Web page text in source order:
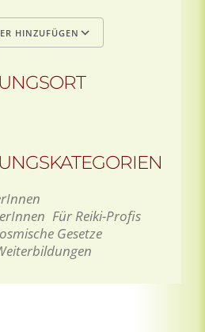
HINZUFÜGEN
Für Reiki-Profis
Gesetze